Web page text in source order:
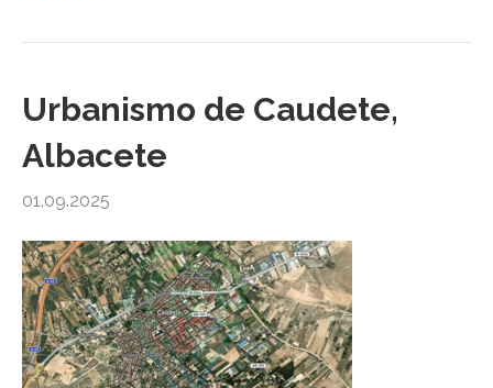
Urbanismo de Caudete,
Albacete
01.09.2025